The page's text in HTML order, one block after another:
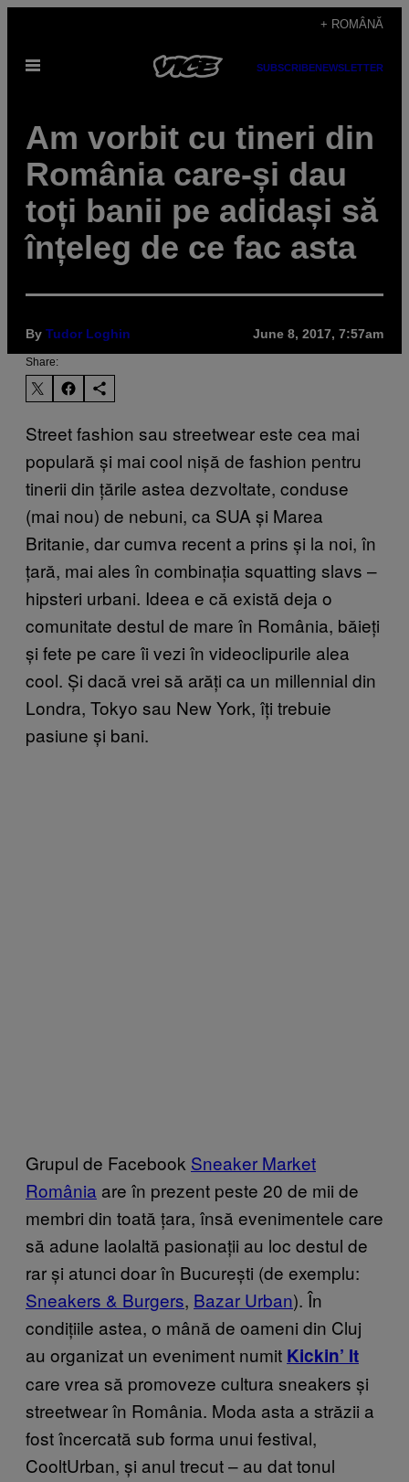
content
+ ROMÂNĂ
Open
SUBSCRIBENEWSLETTER
Am vorbit cu tineri din
România care-și dau
toți banii pe adidași să
înțeleg de ce fac asta
By Tudor Loghin June 8, 2017, 7:57am
Share:
Street fashion sau streetwear este cea mai
populară și mai cool nișă de fashion pentru
tinerii din țările astea dezvoltate, conduse
(mai nou) de nebuni, ca SUA și Marea
Britanie, dar cumva recent a prins și la noi, în
țară, mai ales în combinația squatting slavs –
hipsteri urbani. Ideea e că există deja o
comunitate destul de mare în România, băieți
și fete pe care îi vezi în videoclipurile alea
cool. Și dacă vrei să arăți ca un millennial din
Londra, Tokyo sau New York, îți trebuie
pasiune și bani.
Grupul de Facebook Sneaker Market
România are în prezent peste 20 de mii de
membri din toată țara, însă evenimentele care
să adune laolaltă pasionații au loc destul de
rar și atunci doar în București (de exemplu:
Sneakers & Burgers, Bazar Urban). În
condițiile astea, o mână de oameni din Cluj
au organizat un eveniment numit Kickin’ It
care vrea să promoveze cultura sneakers și
streetwear în România. Moda asta a străzii a
fost încercată sub forma unui festival,
CooltUrban, și anul trecut – au dat tonul